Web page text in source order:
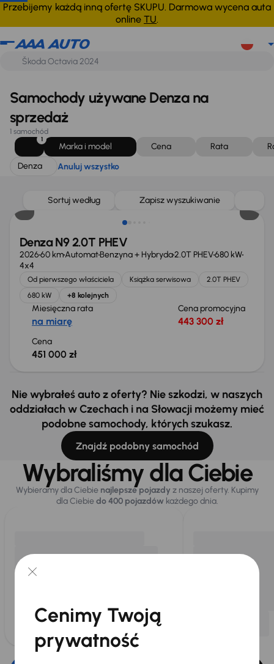
Przebijemy każdą inną ofertę SKUPU. Darmowa wycena auta
online TU.
Denza Anuluj wszystko
Samochody używane Denza na
sprzedaż
1 samochód
1
Marka i model Cena Rata
Denza
Anuluj wszystko
Sortuj według Zapisz wyszukiwanie
Możliwość odliczenia VAT
Denza N9 2.0T PHEV
202660 kmAutomatBenzyna + Hybryda2.0T PHEV680 kW
4x4
Od pierwszego właściciela Książka serwisowa
2.0T PHEV
680 kW
+8 kolejnych
Miesięczna rata
na miarę
Cena promocyjna
443 300 zł
Cena
451 000 zł
Nie wybrałeś auto z oferty? Nie szkodzi, w naszych
oddziałach w Czechach i na Słowacji możemy mieć
podobne samochody, których szukasz.
Znajdź podobny samochód
Wybraliśmy dla Ciebie
Wybieramy dla Ciebie najlepsze pojazdy z naszej oferty. Kupimy
dla Ciebiedo 400 pojazdówkażdego dnia.
Cenimy Twoją
prywatność